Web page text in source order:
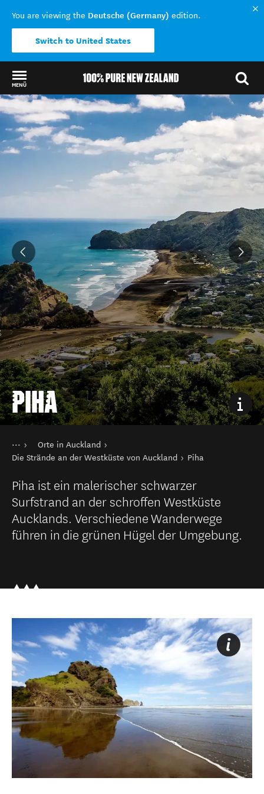
You are viewing the Deutsche (Germany) edition.
Switch to United States
MENÜ
Back to my results
PIHA
Sie sind hier
Startseite
Reiseziele
Nordinsel
Auckland
Orte in Auckland
Die Strände an der Westküste von Auckland
Piha
Piha ist ein malerischer schwarzer
Surfstrand an der schroffen Westküste
Aucklands. Verschiedene Wanderwege
führen in die grünen Hügel der Umgebung.